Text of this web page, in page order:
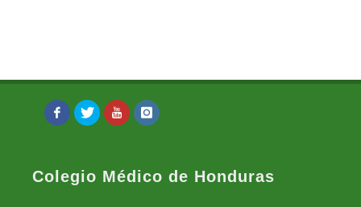
Colegio Médico de Honduras